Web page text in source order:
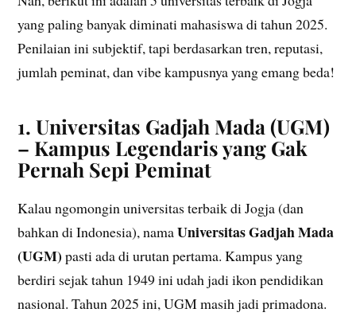
yang paling banyak diminati mahasiswa di tahun 2025.
Penilaian ini subjektif, tapi berdasarkan tren, reputasi,
jumlah peminat, dan vibe kampusnya yang emang beda!
1. Universitas Gadjah Mada (UGM)
– Kampus Legendaris yang Gak
Pernah Sepi Peminat
Kalau ngomongin universitas terbaik di Jogja (dan
bahkan di Indonesia), namaUniversitas Gadjah Mada
(UGM) pasti ada di urutan pertama. Kampus yang
berdiri sejak tahun 1949 ini udah jadi ikon pendidikan
nasional. Tahun 2025 ini, UGM masih jadi primadona.